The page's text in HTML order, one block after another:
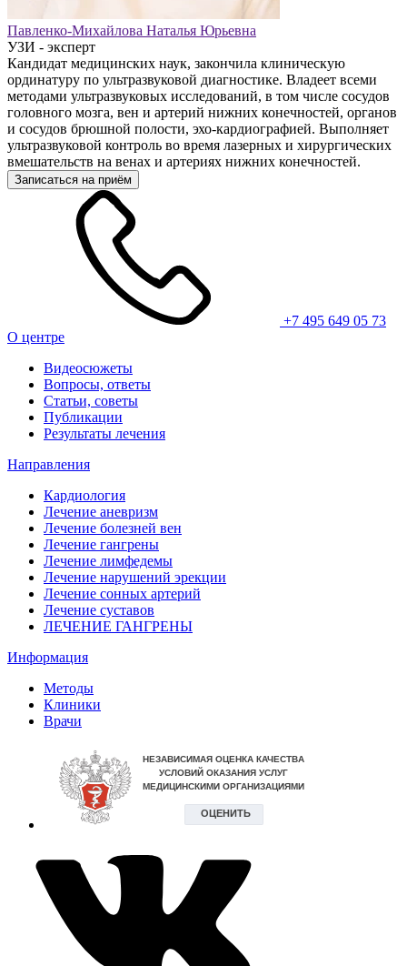
Павленко-Михайлова Наталья Юрьевна
УЗИ - эксперт
Кандидат медицинских наук, закончила клиническую
ординатуру по ультразвуковой диагностике. Владеет всеми
методами ультразвуковых исследований, в том числе сосудов
головного мозга, вен и артерий нижних конечностей, органов
и сосудов брюшной полости, эхо-кардиографией. Выполняет
ультразвуковой контроль во время лазерных и хирургических
вмешательств на венах и артериях нижних конечностей.
Записаться на приём
+7 495 649 05 73
О центре
Видеосюжеты
Вопросы, ответы
Статьи, советы
Публикации
Результаты лечения
Направления
Кардиология
Лечение аневризм
Лечение болезней вен
Лечение гангрены
Лечение лимфедемы
Лечение нарушений эрекции
Лечение сонных артерий
Лечение суставов
ЛЕЧЕНИЕ ГАНГРЕНЫ
Информация
Методы
Клиники
Врачи